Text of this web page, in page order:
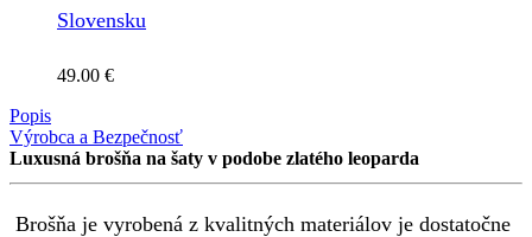
Slovensku
49.00 €
Popis
Výrobca a Bezpečnosť
Luxusná brošňa na šaty v podobe zlatého leoparda
Brošňa je vyrobená z kvalitných materiálov je dostatočne